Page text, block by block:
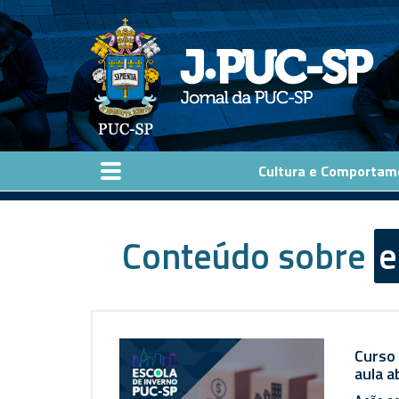
Pular para o conteúdo principal
Cultura e
Conteúdo sobre
aula